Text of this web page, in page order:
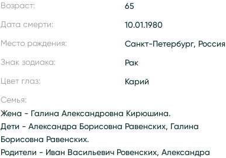
Возраст: 65
Дата смерти: 10.01.1980
Место рождения: Санкт-Петербург, Россия
Знак зодиака: Рак
Цвет глаз: Карий
Семья:
Жена - Галина Александровна Кирюшина.
Дети - Александра Борисовна Равенских, Галина
Борисовна Равенских.
Родители - Иван Васильевич Ровенских, Александра